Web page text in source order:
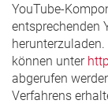
YouTube-
entsprechenden
können unter
abgerufen
Verfahrens